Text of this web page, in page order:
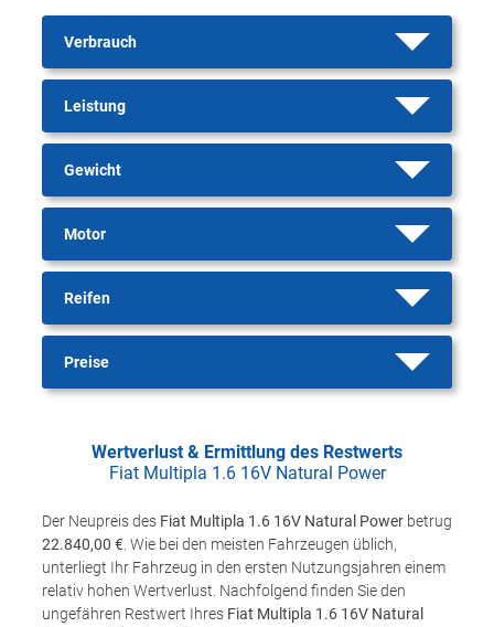
Verbrauch
Leistung
Gewicht
Motor
Reifen
Preise
Wertverlust & Ermittlung des Restwerts
Fiat Multipla 1.6 16V Natural Power
Der Neupreis des Fiat Multipla 1.6 16V Natural Power betrug
22.840,00 € . Wie bei den meisten Fahrzeugen üblich,
unterliegt Ihr Fahrzeug in den ersten Nutzungsjahren einem
relativ hohen Wertverlust. Nachfolgend finden Sie den
ungefähren Restwert Ihres Fiat Multipla 1.6 16V Natural